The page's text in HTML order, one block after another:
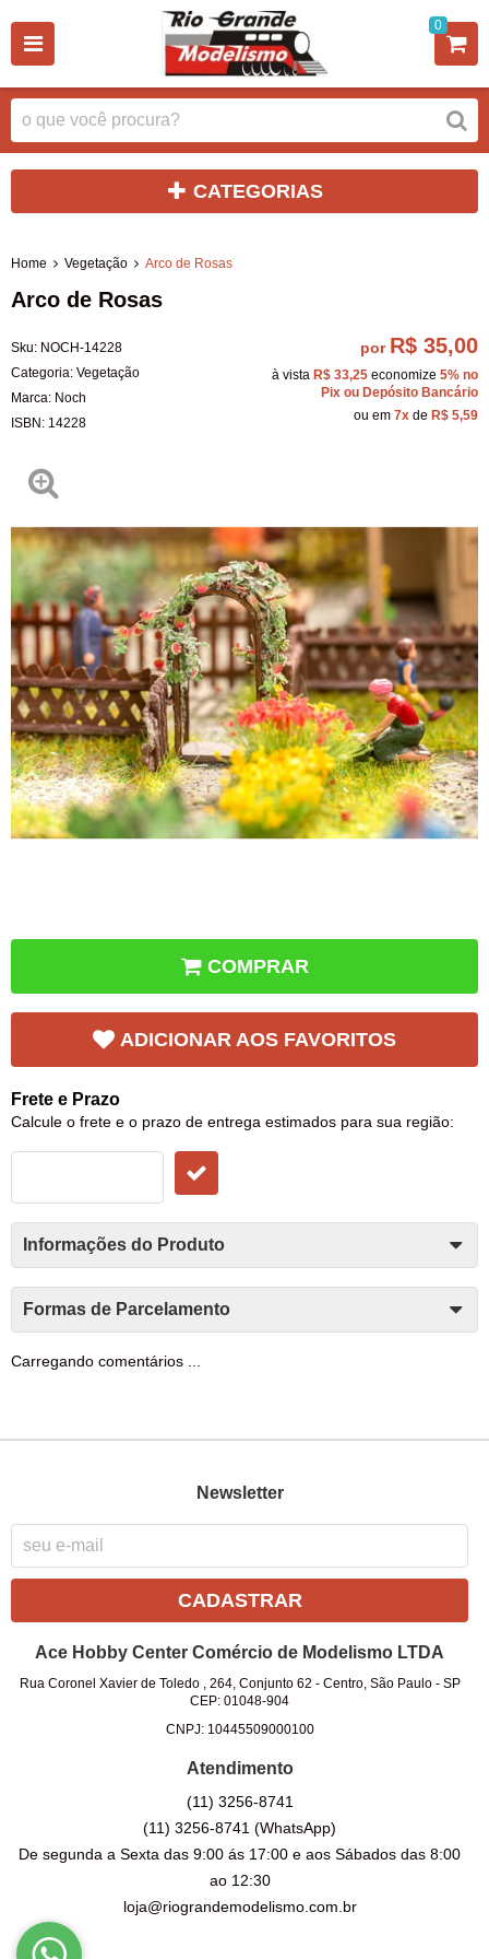
0
CATEGORIAS
Home Vegetação Arco de Rosas
Arco de Rosas
Sku: NOCH-14228
Categoria: Vegetação
Marca: Noch
ISBN: 14228
por R$ 35,00
à vista R$ 33,25 economize 5% no
Pix ou Depósito Bancário
ou em 7x de R$ 5,59
COMPRAR
ADICIONAR AOS FAVORITOS
Frete e Prazo
Calcule o frete e o prazo de entrega estimados para sua região:
Informações do Produto
Formas de Parcelamento
Carregando comentários ...
Newsletter
CADASTRAR
Ace Hobby Center Comércio de Modelismo LTDA
Rua Coronel Xavier de Toledo , 264, Conjunto 62 - Centro, São Paulo- SP
CEP: 01048-904
CNPJ: 10445509000100
Atendimento
(11) 3256-8741
(11) 3256-8741(WhatsApp)
De segunda a Sexta das 9:00 ás 17:00 e aos Sábados das 8:00
ao 12:30
loja@riograndemodelismo.com.br